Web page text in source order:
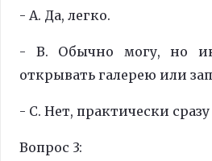
- A. Да, легко.
- B. Обычно могу, но
открывать галерею или
- C. Нет, практически
Вопрос 3: